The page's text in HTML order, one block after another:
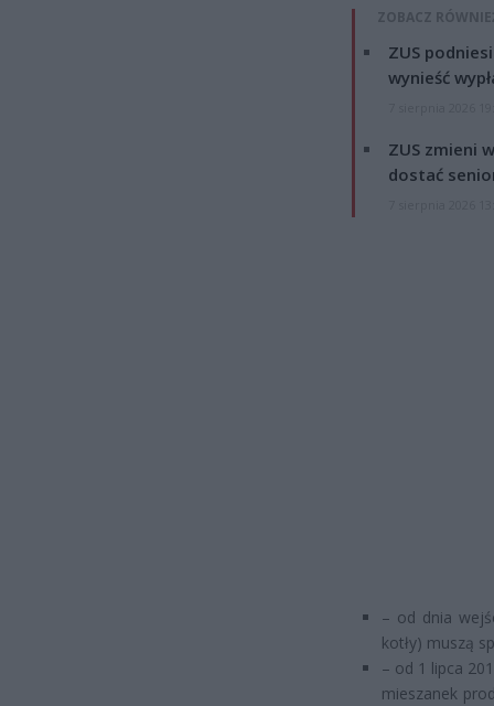
ZOBACZ
ZUS
wynieść
ZUS zmieni
dostać
– od dnia
kotły) muszą
– od 1 lipca
mieszanek